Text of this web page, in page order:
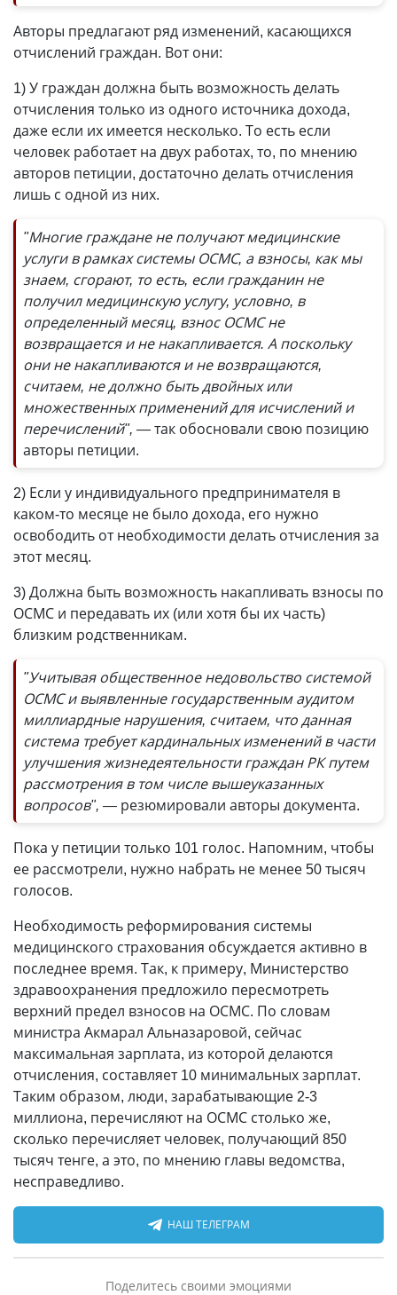
Авторы предлагают ряд изменений, касающихся
отчислений граждан. Вот они:
1) У граждан должна быть возможность делать
отчисления только из одного источника дохода,
даже если их имеется несколько. То есть если
человек работает на двух работах, то, по мнению
авторов петиции, достаточно делать отчисления
лишь с одной из них.
"Многие граждане не получают медицинские
услуги в рамках системы ОСМС, а взносы, как мы
знаем, сгорают, то есть, если гражданин не
получил медицинскую услугу, условно, в
определенный месяц, взнос ОСМС не
возвращается и не накапливается. А поскольку
они не накапливаются и не возвращаются,
считаем, не должно быть двойных или
множественных применений для исчислений и
перечислений", —так обосновали свою позицию
авторы петиции.
2) Если у индивидуального предпринимателя в
каком-то месяце не было дохода, его нужно
освободить от необходимости делать отчисления за
этот месяц.
3) Должна быть возможность накапливать взносы по
ОСМС и передавать их (или хотя бы их часть)
близким родственникам.
"Учитывая общественное недовольство системой
ОСМС и выявленные государственным аудитом
миллиардные нарушения, считаем, что данная
система требует кардинальных изменений в части
улучшения жизнедеятельности граждан РК путем
рассмотрения в том числе вышеуказанных
вопросов", — резюмировали авторы документа.
Пока у петиции только 101 голос. Напомним, чтобы
ее рассмотрели, нужно набрать не менее 50 тысяч
голосов.
Необходимость реформирования системы
медицинского страхования обсуждается активно в
последнее время. Так, к примеру, Министерство
здравоохранения предложило пересмотреть
верхний предел взносов на ОСМС. По словам
министра Акмарал Альназаровой, сейчас
максимальная зарплата, из которой делаются
отчисления, составляет 10 минимальных зарплат.
Таким образом, люди, зарабатывающие 2-3
миллиона, перечисляют на ОСМС столько же,
сколько перечисляет человек, получающий 850
тысяч тенге, а это, по мнению главы ведомства,
несправедливо.
НАШ ТЕЛЕГРАМ
Поделитесь своими эмоциями